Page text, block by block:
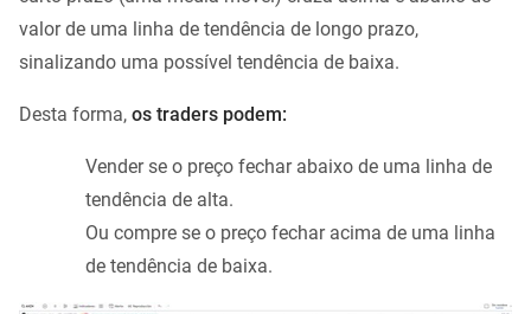
valor de uma linha de tendência de longo prazo,
sinalizando uma possível tendência de baixa.
Desta forma, os traders podem:
Vender se o preço fechar abaixo de uma linha de
tendência de alta.
Ou compre se o preço fechar acima de uma linha
de tendência de baixa.